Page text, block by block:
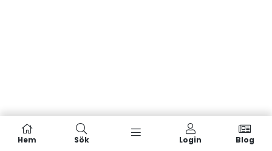
Hem Sök Login Blog